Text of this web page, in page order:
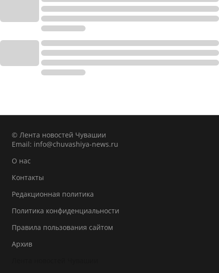
© Лента новостей Чувашии
Email: info@chuvashiya-news.ru
О нас
Контакты
Редакционная политика
Политика конфиденциальности
Правила пользования сайтом
Архив